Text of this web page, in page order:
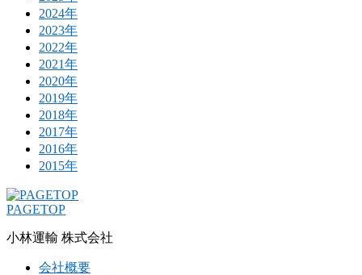
2024年
2023年
2022年
2021年
2020年
2019年
2018年
2017年
2016年
2015年
PAGETOP
小林運輸 株式会社
会社概要